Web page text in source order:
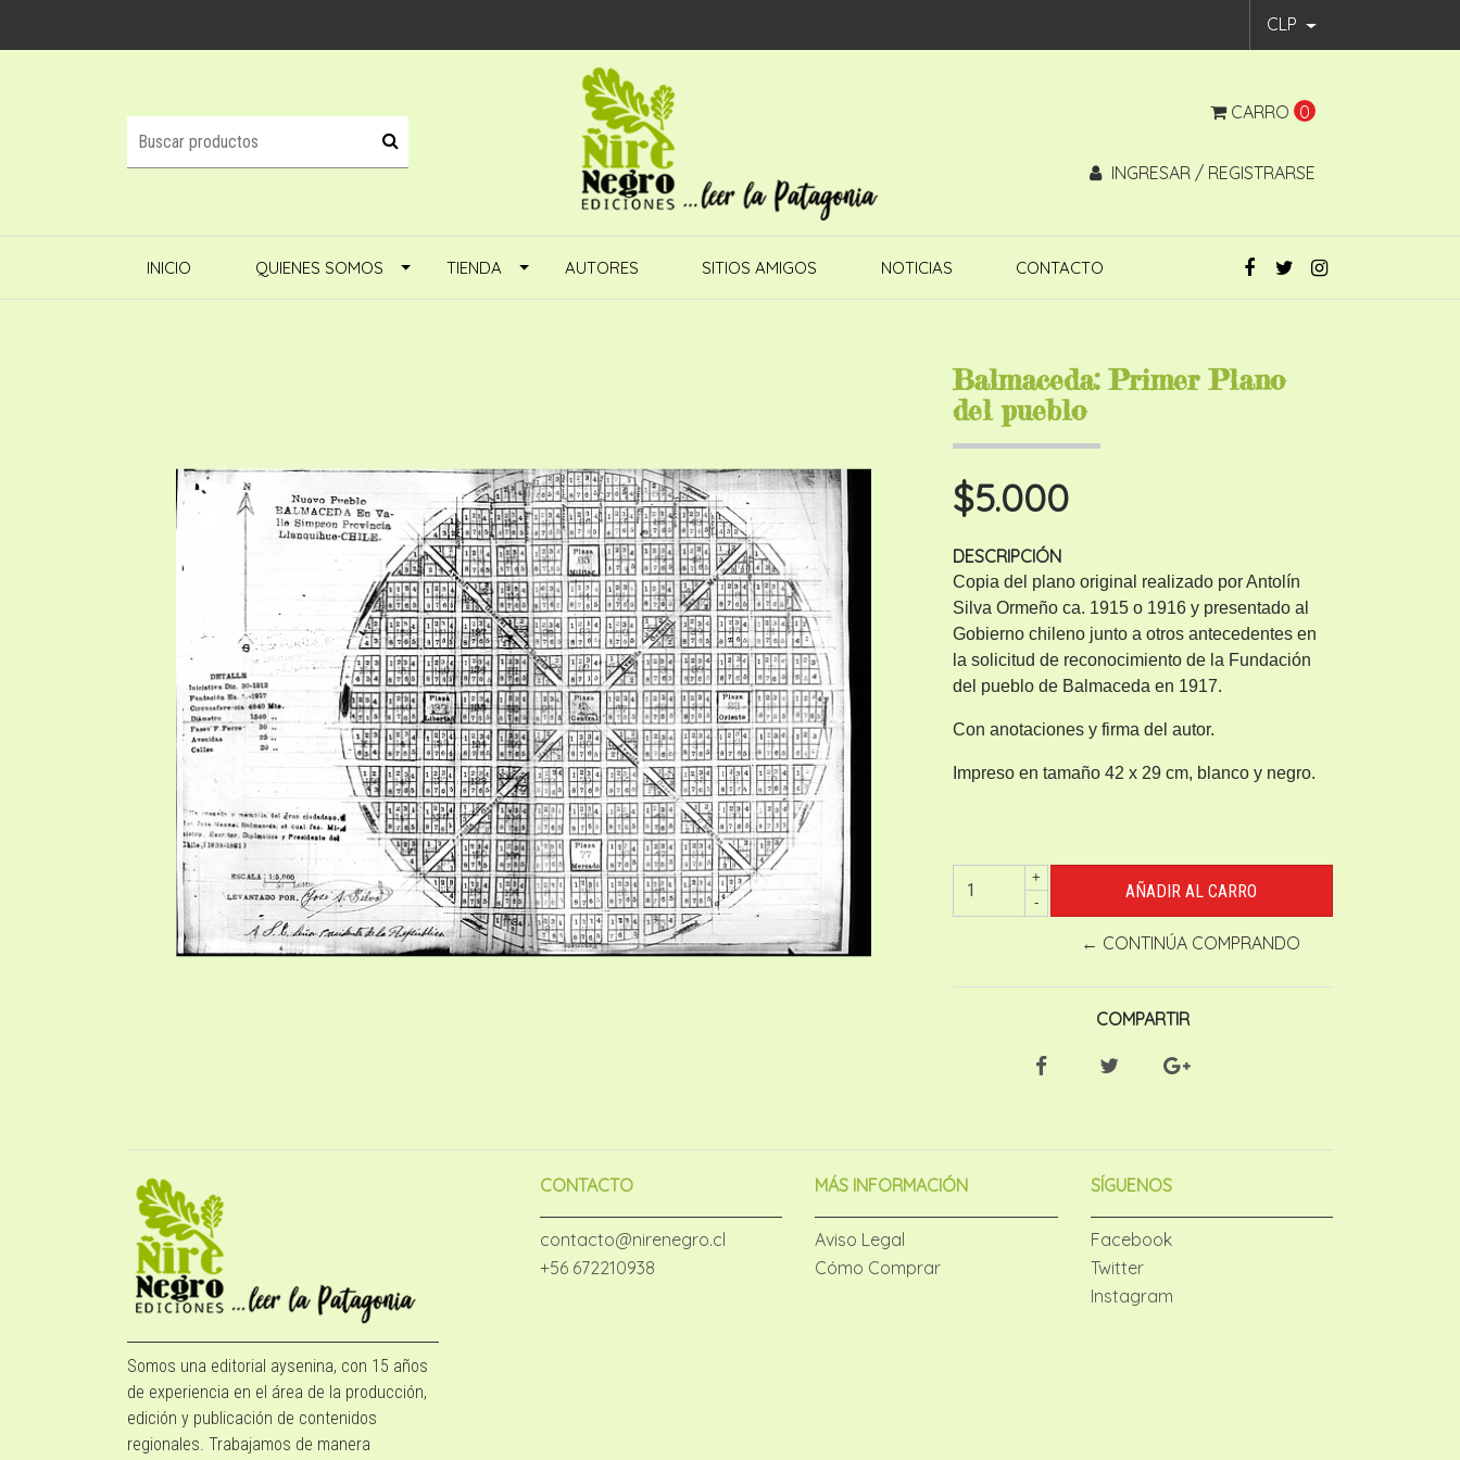
CLP
CARRO 0
INGRESAR / REGISTRARSE
INICIO QUIENES SOMOS TIENDA AUTORES SITIOS AMIGOS NOTICIAS CONTACTO
Balmaceda: Primer Plano
del pueblo
$5.000
DESCRIPCIÓN
Copia del plano original realizado por Antolín
Silva Ormeño ca. 1915 o 1916 y presentado al
Gobierno chileno junto a otros antecedentes en
la solicitud de reconocimiento de la Fundación
del pueblo de Balmaceda en 1917.
Con anotaciones y firma del autor.
Impreso en tamaño 42 x 29 cm, blanco y negro.
+
-
← CONTINÚA COMPRANDO
COMPARTIR
Somos una editorial aysenina, con 15 años
de experiencia en el área de la producción,
edición y publicación de contenidos
regionales. Trabajamos de manera
CONTACTO
contacto@nirenegro.cl
+56 672210938
MÁS INFORMACIÓN
Aviso Legal
Cómo Comprar
SÍGUENOS
Facebook
Twitter
Instagram